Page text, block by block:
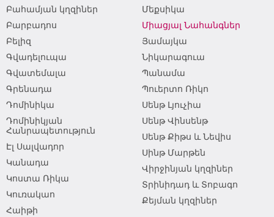
Բահամյան կղզիներ
Բարբադոս
Բելիզ
Գվադելուպա
Գվատեմալա
Գրենադա
Դոմինիկա
Դոմինիկյան
Հանրապետություն
Էլ Սալվադոր
Կանադա
Կոստա Ռիկա
Կուռակաո
Հաիթի
Մեքսիկա
Միացյալ Նահանգներ
Յամայկա
Նիկարագուա
Պանամա
Պուերտո Ռիկո
Սենթ Լյուչիա
Սենթ Վինսենթ
Սենթ Քիթս և Նեվիս
Սինթ Մարթեն
Վիրջինյան կղզիներ
Տրինիդադ և Տոբագո
Քեյման կղզիներ